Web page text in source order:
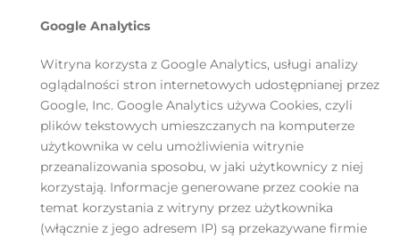
Google Analytics
Witryna korzysta z Google Analytics, usługi analizy
oglądalności stron internetowych udostępnianej przez
Google, Inc. Google Analytics używa Cookies, czyli
plików tekstowych umieszczanych na komputerze
użytkownika w celu umożliwienia witrynie
przeanalizowania sposobu, w jaki użytkownicy z niej
korzystają. Informacje generowane przez cookie na
temat korzystania z witryny przez użytkownika
(włącznie z jego adresem IP) są przekazywane firmie